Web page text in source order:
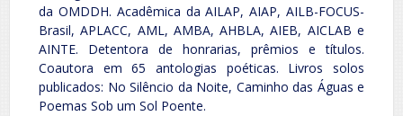
da OMDDH. Acadêmica da AILAP, AIAP, AILB-FOCUS-
Brasil, APLACC, AML, AMBA, AHBLA, AIEB, AICLAB e
AINTE. Detentora de honrarias, prêmios e títulos.
Coautora em 65 antologias poéticas. Livros solos
publicados: No Silêncio da Noite, Caminho das Águas e
Poemas Sob um Sol Poente.